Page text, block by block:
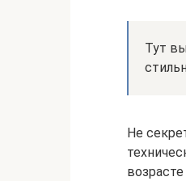
Тут
Не